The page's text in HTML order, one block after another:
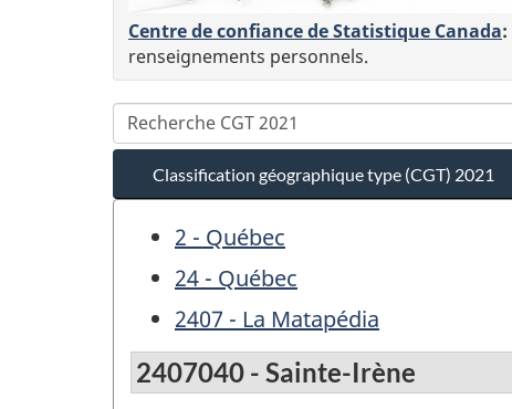
Centre de confiance de Statistique Canada:
renseignements personnels.
Classification géographique type (CGT) 2021
2 - Québec
24 - Québec
2407 - La Matapédia
2407040 - Sainte-Irène